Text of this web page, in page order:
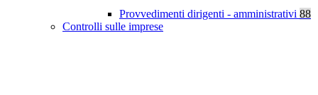
Provvedimenti dirigenti - amministrativi 88
Controlli sulle imprese